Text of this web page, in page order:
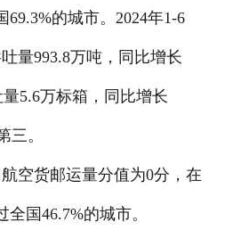
的城市。2024年1-6
量993.8万吨，同比增长
5.6万标箱，同比增长
三。
空货邮运量分值为0分，在
国46.7%的城市。